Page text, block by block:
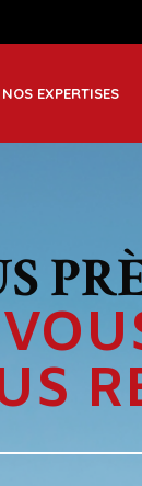
NOS EXPERTISES